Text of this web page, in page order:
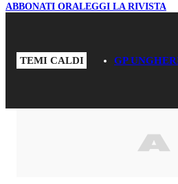
ABBONATI ORALEGGI LA RIVISTA
TEMI CALDI GP